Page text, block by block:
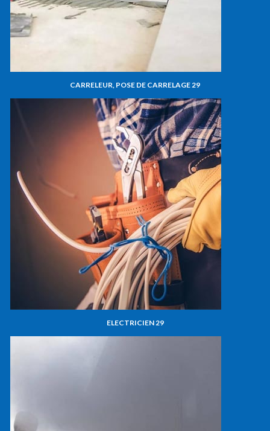
CARRELEUR, POSE DE CARRELAGE 29
ELECTRICIEN 29